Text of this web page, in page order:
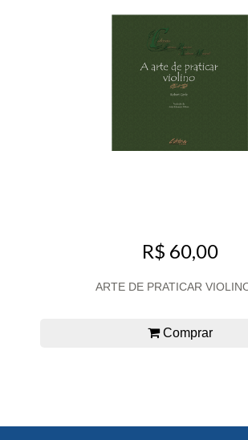
R$ 60,00
ARTE DE PRATICAR
Comprar